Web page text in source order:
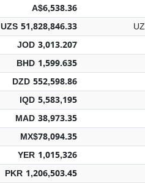
A$6,538.36
UZS 51,828,846.33
JOD 3,013.207
BHD 1,599.635
DZD 552,598.86
IQD 5,583,195
MAD 38,973.35
MX$78,094.35
YER 1,015,326
PKR 1,206,503.45